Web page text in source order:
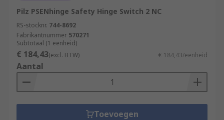
Pilz PSENhinge Safety Hinge Switch 2 NC
RS-stocknr. 744-8692
Fabrikantnummer 570271
Subtotaal (1 eenheid)
€ 184,43(excl. BTW) € 184,43/eenheid
Aantal
Toevoegen